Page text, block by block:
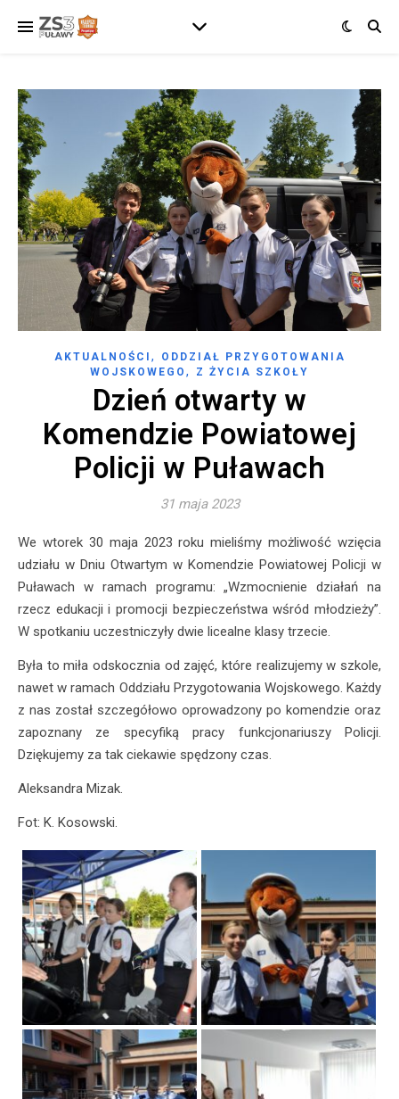
AKTUALNOŚCI ,
ODDZIAŁ PRZYGOTOWANIA
WOJSKOWEGO , Z ŻYCIA SZKOŁY
Dzień otwarty w
Komendzie Powiatowej
Policji w Puławach
31 maja 2023
We wtorek 30 maja 2023 roku mieliśmy możliwość wzięcia
udziału w Dniu Otwartym w Komendzie Powiatowej Policji w
Puławach w ramach programu: „Wzmocnienie działań na
rzecz edukacji i promocji bezpieczeństwa wśród młodzieży”.
W spotkaniu uczestniczyły dwie licealne klasy trzecie.
Była to miła odskocznia od zajęć, które realizujemy w szkole,
nawet w ramach Oddziału Przygotowania Wojskowego. Każdy
z nas został szczegółowo oprowadzony po komendzie oraz
zapoznany ze specyfiką pracy funkcjonariuszy Policji.
Dziękujemy za tak ciekawie spędzony czas.
Aleksandra Mizak.
Fot: K. Kosowski.